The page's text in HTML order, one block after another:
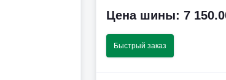
Цена шины: 7
Быстрый заказ